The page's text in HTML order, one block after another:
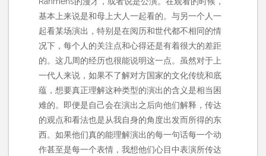
基本上来说是和母上大人一起看的。与另一个人一
起看某场演出，特别是在阅历和世代都不相同的情
况下，每个人的关注点和心得还是有着很大的差距
的。这几周的经历也很能说明这一点。虽然对于上
一代人来说，如果不了解对方国家的文化传统和底
蕴，想要真正理解这种类型的演出的含义是相当困
难的。即便是自己会在演出之后向他们解释，传达
的观点和看法也是从我自身的角度出发而所得的东
西。如果他们真的能理解演出的每一句话每一个动
作甚至是每一个表情，我想他们心目中表演所传达